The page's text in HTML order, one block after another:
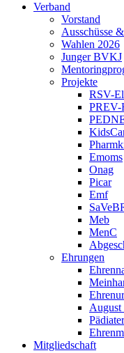
Verband
Vorstand
Ausschüsse
Wahlen 2026
Junger BVKJ
Projekte
RSV-
Emoms
Onag
Picar
Emf
Meb
MenC
Ehrungen
August
Mitgliedschaft